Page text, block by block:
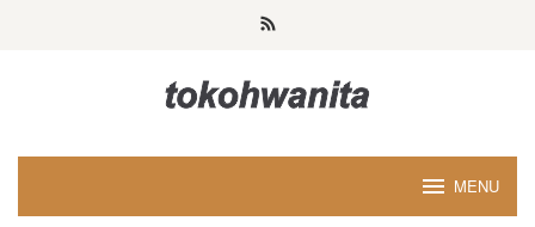
MENU